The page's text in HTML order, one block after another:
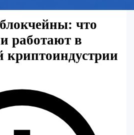
что
работают в
криптоиндустрии